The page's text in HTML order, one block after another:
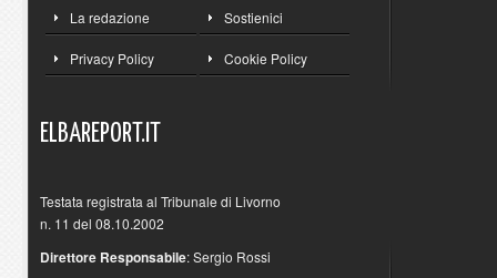
La redazione Sostienici
Privacy Policy Cookie Policy
ELBAREPORT.IT
Testata registrata al Tribunale di Livorno
n. 11 del 08.10.2002
Direttore Responsabile: Sergio Rossi